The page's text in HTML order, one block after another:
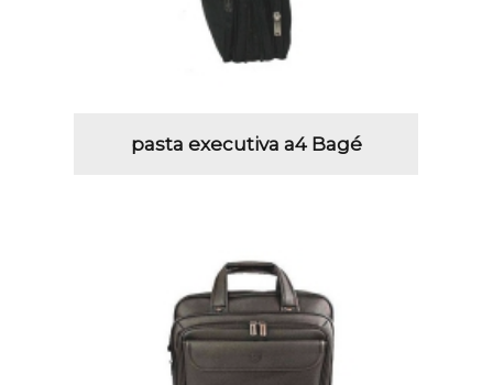
pasta executiva a4 Bagé